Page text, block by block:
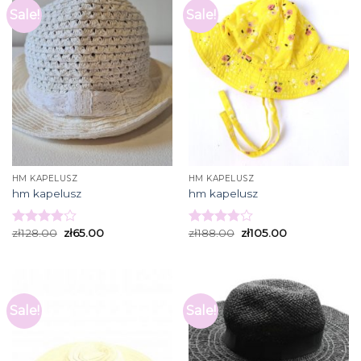
Sale!
HM KAPELUSZ
hm kapelusz
Rated
zł128.00 zł65.00
Sale!
HM KAPELUSZ
hm kapelusz
Rated
zł188.00 zł105.00
Sale! Sale!